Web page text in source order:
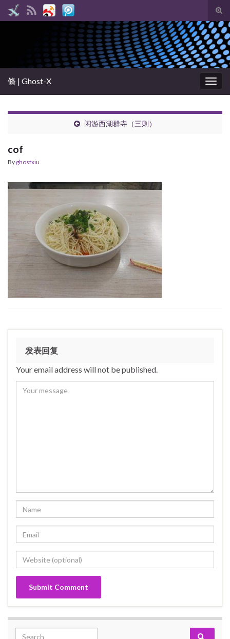
Search for:
脩 | Ghost-X
闲游西湖群寺（三则）
cof
By ghostxiu
发表回复
Your email address will not be published.
Search for: